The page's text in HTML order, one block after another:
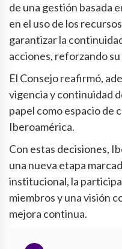
de una gestión basada
en el uso de los
garantizar la
acciones, reforzando
El Consejo reafirmó,
vigencia y continuidad
papel como espacio de
Iberoamérica.
Con estas decisiones,
una nueva etapa
institucional, la
miembros y una visión
mejora continua.